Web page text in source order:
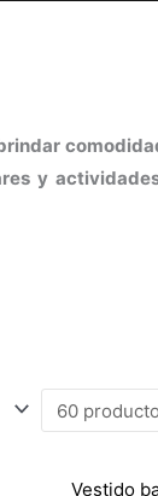
y